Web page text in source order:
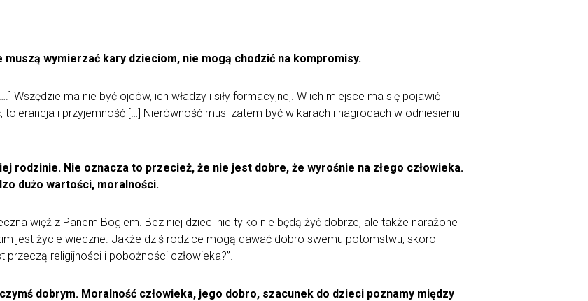
wymierzać kary dzieciom, nie mogą chodzić na kompromisy.
Wszędzie ma nie być ojców, ich władzy i siły formacyjnej. W ich miejsce ma się pojawić
i przyjemność […] Nierówność musi zatem być w karach i nagrodach w odniesieniu
rodzinie. Nie oznacza to przecież, że nie jest dobre, że wyrośnie na złego człowieka.
dużo wartości, moralności.
więź z Panem Bogiem. Bez niej dzieci nie tylko nie będą żyć dobrze, ale także narażone
jest życie wieczne. Jakże dziś rodzice mogą dawać dobro swemu potomstwu, skoro
religijności i pobożności człowieka?”.
dobrym. Moralność człowieka, jego dobro, szacunek do dzieci poznamy między